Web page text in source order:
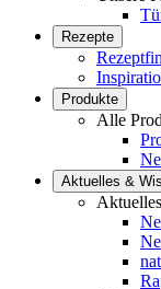
Rezepte
Produkte
Alle
Aktuelles &
Aktuelles